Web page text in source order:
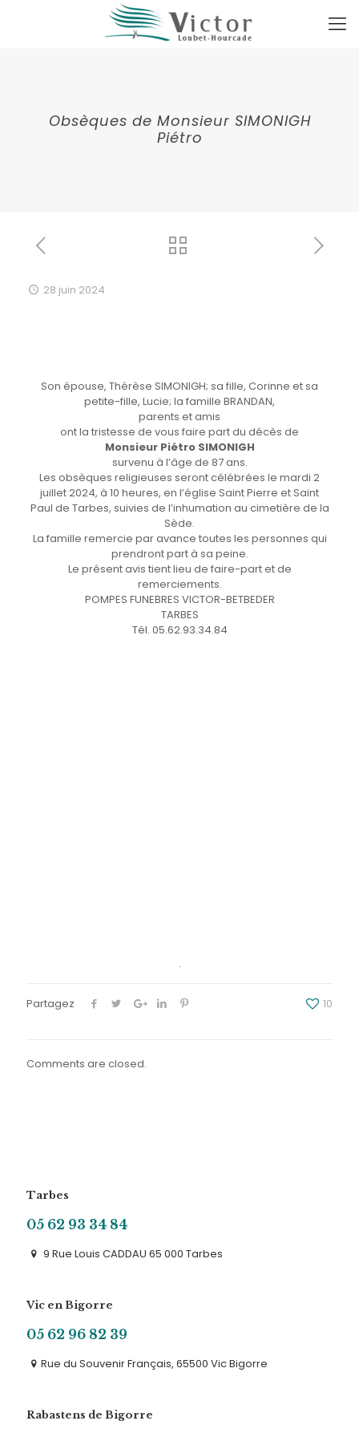
Obsèques de Monsieur SIMONIGH
Piétro
28 juin 2024
Son épouse, Thérèse SIMONIGH; sa fille, Corinne et sa
petite-fille, Lucie; la famille BRANDAN,
parents et amis
ont la tristesse de vous faire part du décès de
Monsieur Piétro SIMONIGH
survenu à l’âge de 87 ans.
Les obsèques religieuses seront célébrées le mardi 2
juillet 2024, à 10 heures, en l’église Saint Pierre et Saint
Paul de Tarbes, suivies de l’inhumation au cimetière de la
Sède.
La famille remercie par avance toutes les personnes qui
prendront part à sa peine.
Le présent avis tient lieu de faire-part et de
remerciements.
POMPES FUNEBRES VICTOR-BETBEDER
TARBES
Tél. 05.62.93.34.84
.
Partagez 10
Comments are closed.
Tarbes
05 62 93 34 84
9 Rue Louis CADDAU 65 000 Tarbes
Vic en Bigorre
05 62 96 82 39
Rue du Souvenir Français, 65500 Vic Bigorre
Rabastens de Bigorre